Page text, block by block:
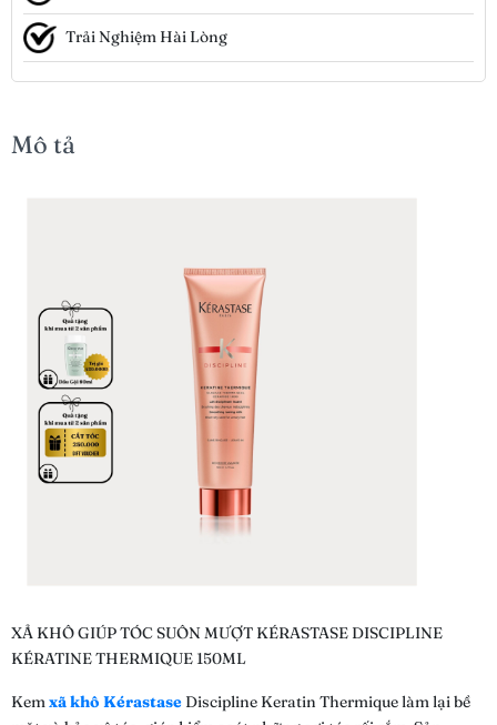
Trải Nghiệm Hài Lòng
Mô tả
XẢ KHÔ GIÚP TÓC SUÔN MƯỢT KÉRASTASE DISCIPLINE
KÉRATINE THERMIQUE 150ML
Kemxã khô Kérastase Discipline Keratin Thermique làm lại bề